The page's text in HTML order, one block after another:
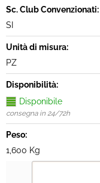
Sc. Club Convenzionati:
SI
Unità di misura:
PZ
Disponibilità:
Disponibile
consegna in 24/72h
Peso:
1,600 Kg